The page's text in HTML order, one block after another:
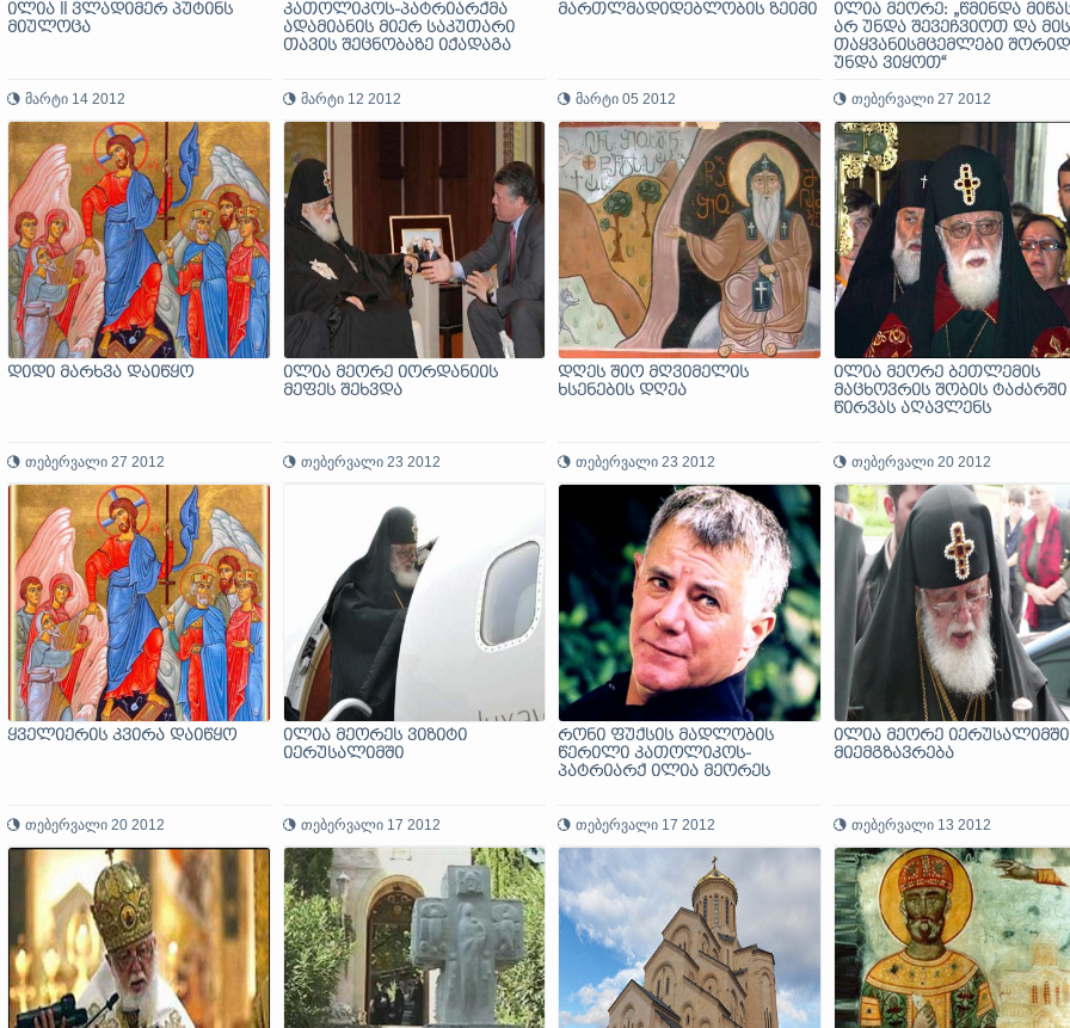
ილია II ვლადიმერ პუტინს
მიულოცა
მარტი 14 2012
კათოლიკოს-პატრიარქმა
ადამიანის მიერ საკუთარი
თავის შეცნობაზე იქადაგა
მარტი 12 2012
მართლმადიდებლობის ზეიმი
მარტი 05 2012
ილია მეორე: „წმინდა
არ უნდა შევეჩვიოთ და
თაყვანისმცემლები
უნდა ვიყოთ“
თებერვალი 27 2012
დიდი მარხვა დაიწყო
თებერვალი 27 2012
ილია მეორე იორდანიის
მეფეს შეხვდა
თებერვალი 23 2012
დღეს შიო მღვიმელის
ხსენების დღეა
თებერვალი 23 2012
ილია მეორე ბეთლემის
მაცხოვრის შობის ტაძარში
წირვას აღავლენს
თებერვალი 20 2012
ყველიერის კვირა დაიწყო
თებერვალი 20 2012
ილია მეორეს ვიზიტი
იერუსალიმში
თებერვალი 17 2012
რონი ფუქსის მადლობის
წერილი კათოლიკოს-
პატრიარქ ილია მეორეს
თებერვალი 17 2012
ილია მეორე იერუსალიმში
მიემგზავრება
თებერვალი 13 2012